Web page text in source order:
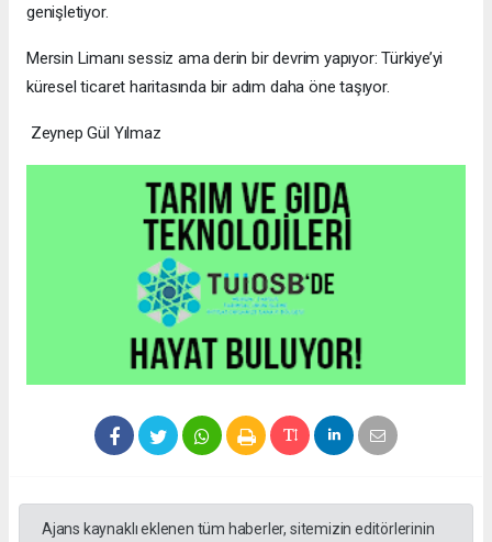
genişletiyor.
Mersin Limanı sessiz ama derin bir devrim yapıyor: Türkiye’yi
küresel ticaret haritasında bir adım daha öne taşıyor.
Zeynep Gül Yılmaz
Ajans kaynaklı eklenen tüm haberler, sitemizin editörlerinin